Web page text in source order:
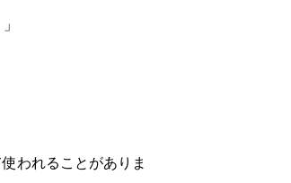
われることがありま